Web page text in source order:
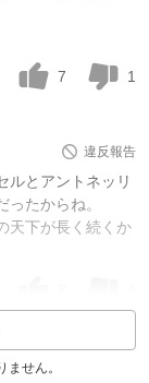
7 1
違反報告
ルとアントネッリ
たからね。
天下が長く続くか
せん。